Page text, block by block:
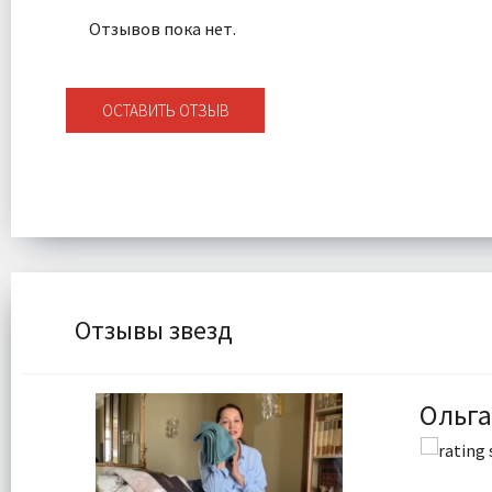
Отзывов пока нет.
ОСТАВИТЬ ОТЗЫВ
Отзывы звезд